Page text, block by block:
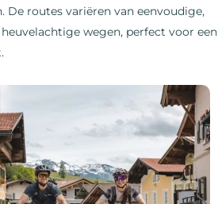
De routes variëren van eenvoudige,
wegen, perfect voor een